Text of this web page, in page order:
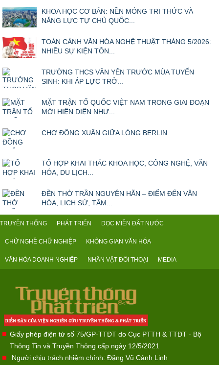
TOÀN CẢNH VĂN HÓA NGHỆ THUẬT THÁNG 5/2026:
NHIỀU SỰ KIỆN TÔN...
TRƯỜNG THCS VĂN YÊN TRƯỚC MÙA TUYỂN
SINH: KHI ÁP LỰC TRỞ...
MẶT TRẬN TỔ QUỐC VIỆT NAM TRONG GIAI ĐOẠN
MỚI HIỆN DIỆN NHƯ...
CHỢ ĐỒNG XUÂN GIỮA LÒNG BERLIN
TỔ HỢP KHAI THÁC KHOA HỌC, CÔNG NGHỆ, VĂN
HÓA, DU LỊCH...
ĐỀN THỜ TRẦN NGUYÊN HÃN – ĐIỂM ĐẾN VĂN
HÓA, LỊCH SỬ, TÂM...
TRUYỀN THỐNG PHÁT TRIỂN DỌC MIỀN ĐẤT NƯỚC
CHỮ NGHỀ CHỮ NGHIỆP KHÔNG GIAN VĂN HÓA
VĂN HÓA DOANH NGHIỆP NHÂN VẬT ĐỐI THOẠI MEDIA
Giấy phép điện tử số 75/GP-TTĐT do Cục PTTH & TTĐT - Bộ
Thông Tin và Truyền Thông cấp ngày 12/5/2021
Người chịu trách nhiệm chính: Đặng Vũ Cảnh Linh
Trụ sở: Số C18-TT6 Khu đô thị mới Văn Quán, Hà Đông, Hà Nội
Điện thoại: 024.3541644 - 024.33540254